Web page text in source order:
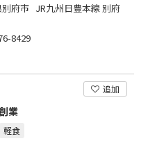
府市 JR九州日豊本線 別府
8429
追加
業
軽食